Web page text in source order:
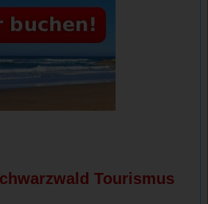
Tourismus